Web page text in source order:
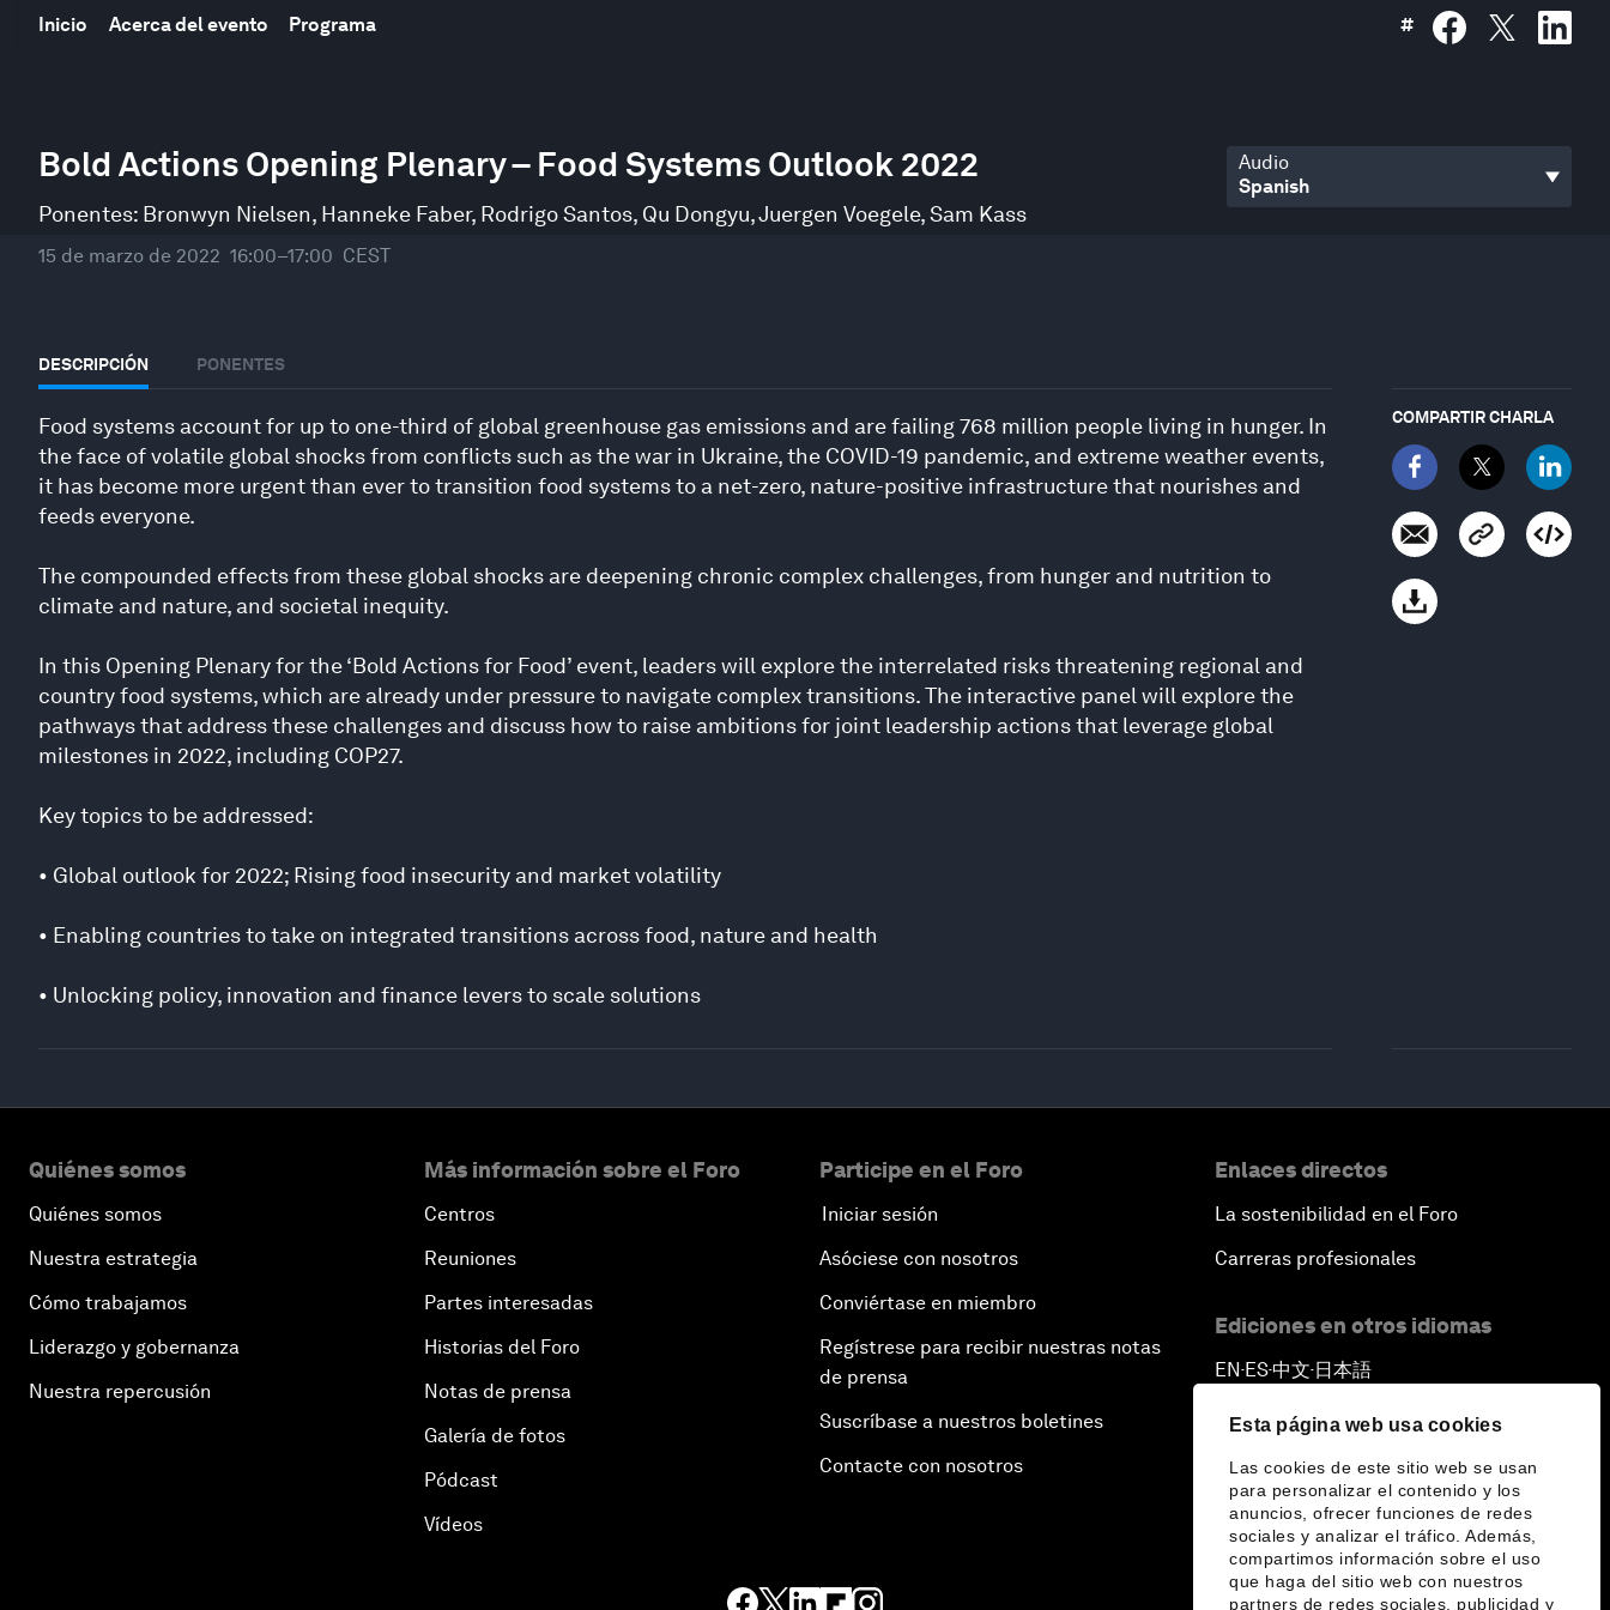
Esta página web usa cookies
Las cookies de este sitio web se usan
para personalizar el contenido y los
anuncios, ofrecer funciones de redes
sociales y analizar el tráfico. Además,
compartimos información sobre el uso
que haga del sitio web con nuestros
partners de redes sociales, publicidad y
Inicio Acerca del evento Programa #
Bold Actions Opening Plenary – Food Systems Outlook 2022
Ponentes: Bronwyn Nielsen, Hanneke Faber, Rodrigo Santos, Qu Dongyu,Juergen Voegele,Sam Kass
15 de marzo de 2022 16:00–17:00 CEST
Audio
DESCRIPCIÓN PONENTES
Food systems account for up to one-third of global greenhouse gas emissions and are failing 768 million people living in hunger. In
the face of volatile global shocks from conflicts such as the war in Ukraine, the COVID-19 pandemic, and extreme weather events,
it has become more urgent than ever to transition food systems to a net-zero, nature-positive infrastructure that nourishes and
feeds everyone.
The compounded effects from these global shocks are deepening chronic complex challenges, from hunger and nutrition to
climate and nature, and societal inequity.
In this Opening Plenary for the ‘Bold Actions for Food’ event, leaders will explore the interrelated risks threatening regional and
country food systems, which are already under pressure to navigate complex transitions. The interactive panel will explore the
pathways that address these challenges and discuss how to raise ambitions for joint leadership actions that leverage global
milestones in 2022, including COP27.
Key topics to be addressed:
• Global outlook for 2022; Rising food insecurity and market volatility
• Enabling countries to take on integrated transitions across food, nature and health
• Unlocking policy, innovation and finance levers to scale solutions
COMPARTIR CHARLA
seconds
of
minutes,
secondsVolume
90%
Quiénes somos
Quiénes somos
Nuestra estrategia
Cómo trabajamos
Liderazgo y gobernanza
Nuestra repercusión
Más información sobre el Foro
Centros
Reuniones
Partes interesadas
Historias del Foro
Notas de prensa
Galería de fotos
Pódcast
Vídeos
Participe en el Foro
Iniciar sesión
Asóciese con nosotros
Conviértase en miembro
Regístrese para recibir nuestras notas
de prensa
Suscríbase a nuestros boletines
Contacte con nosotros
Enlaces directos
La sostenibilidad en el Foro
Carreras profesionales
Ediciones en otros idiomas
EN ▪ES▪中文▪ 日本語